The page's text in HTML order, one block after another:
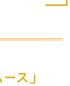
ス」